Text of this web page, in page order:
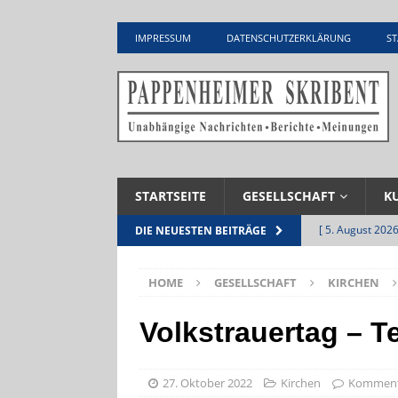
IMPRESSUM DATENSCHUTZERKLÄRUNG
STARTSEITE GESELLSCHAFT
DIE NEUESTEN BEITRÄGE [ 5. August
[ 5. August 2026
Zementwerk
[ 4. August 2026
HOME GESELLSCHAFT KIRCHEN
Volkstrauertag –
27. Oktober 2022 Kirchen